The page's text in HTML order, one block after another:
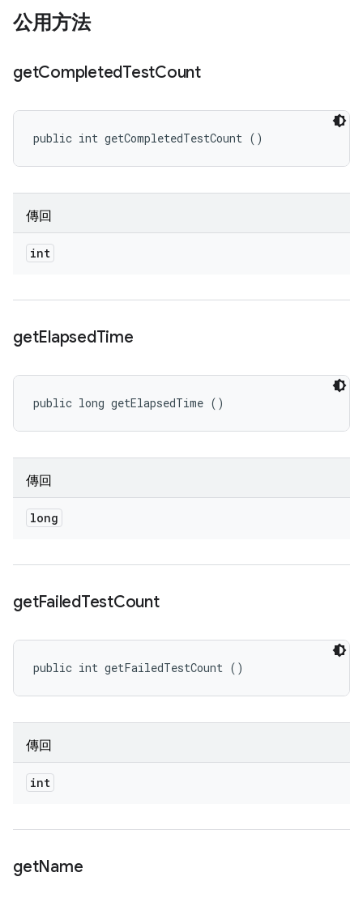
公用方法
getCompletedTestCount
public int getCompletedTestCount ()
傳回
int
getElapsedTime
public long getElapsedTime ()
傳回
long
getFailedTestCount
public int getFailedTestCount ()
傳回
int
getName